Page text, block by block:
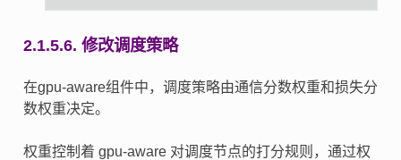
2.1.5.6. 修改调度策略
在gpu-aware组件中，调度策略由通信分数权重和损失分
数权重决定。
权重控制着 gpu-aware 对调度节点的打分规则，通过权